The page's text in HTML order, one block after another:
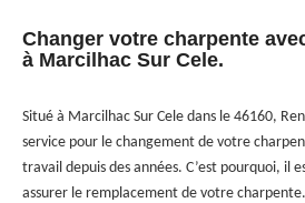
Changer votre charpente
à Marcilhac Sur Cele.
Situé à Marcilhac Sur Cele dans le 46160,
service pour le changement de votre
travail depuis des années. C’est pourquoi, il
assurer le remplacement de votre